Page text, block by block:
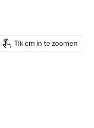
Tik om in te zoomen